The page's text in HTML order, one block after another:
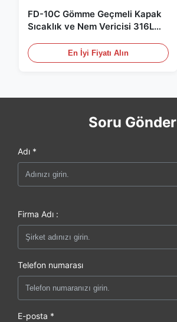
FD-10C Gömme Geçmeli Kapak
Sıcaklık ve Nem Vericisi 316L
En İyi Fiyatı Alın
Soru Gönder
Adı *
Firma Adı :
Telefon numarası
E-posta *